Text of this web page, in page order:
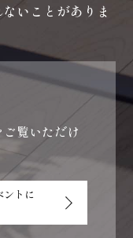
いことがありま
覧いただけ
ントに